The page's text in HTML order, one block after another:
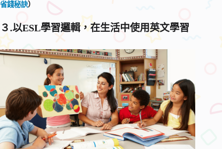
省錢秘訣）
３ .以ESL學習邏輯，在生活中使用英文學習